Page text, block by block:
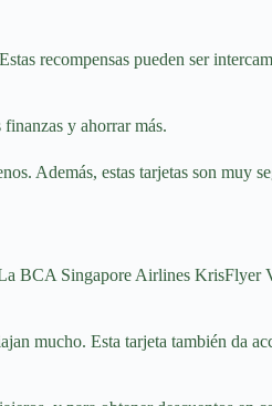
recompensas pueden ser
y ahorrar más.
Además, estas tarjetas son muy
BCA Singapore Airlines KrisFlyer
mucho. Esta tarjeta también da